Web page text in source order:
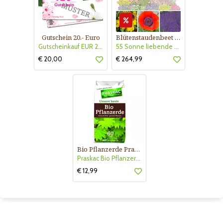
Gutschein 20.- Euro
Gutscheinkauf EUR 20.-
€ 20,00
Blütenstaudenbeet Kollektion Nr. 504
55 Sonne liebende Stauden für 6 m² Beet mit Pflanzplan
€ 264,99
Bio Pflanzerde Praskac
Praskac Bio Pflanzerde
€ 12,99